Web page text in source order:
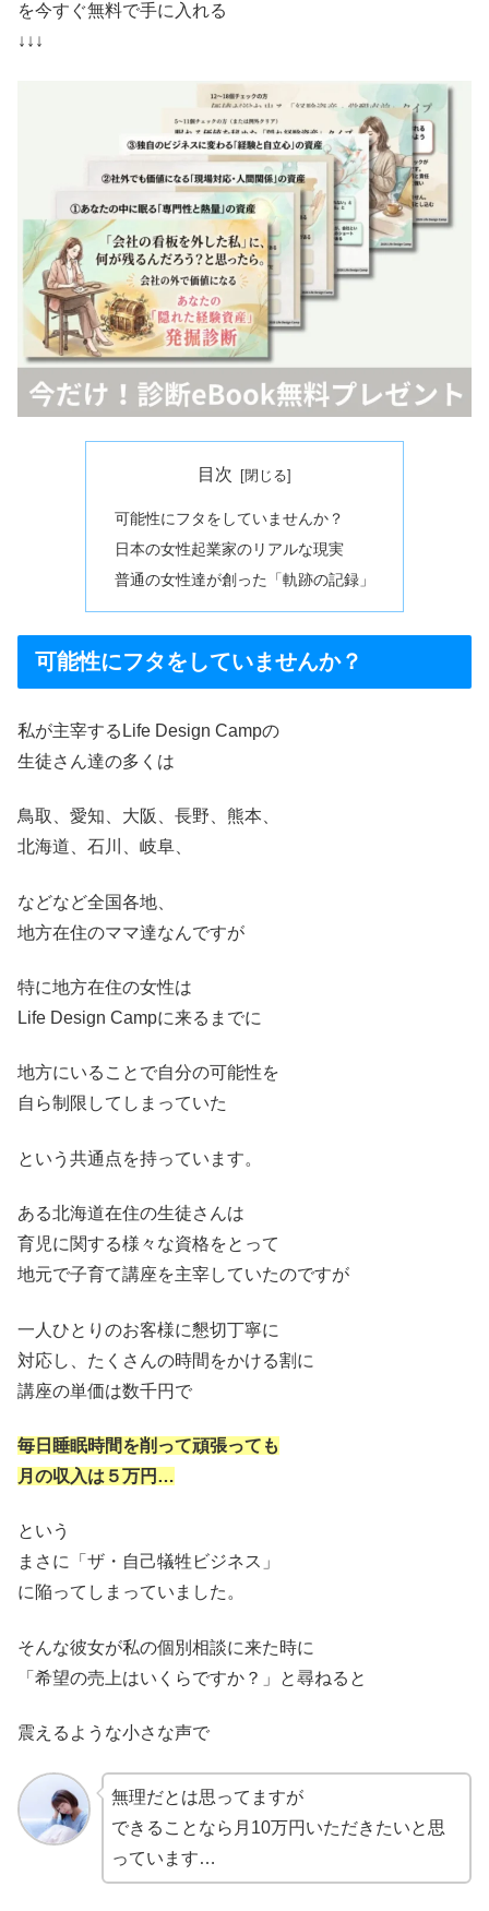
を今すぐ無料で手に入れる
↓↓↓
目次
可能性にフタをしていませんか？
日本の女性起業家のリアルな現実
普通の女性達が創った「軌跡の記録」
可能性にフタをしていませんか？
私が主宰するLife Design Campの
生徒さん達の多くは
鳥取、愛知、大阪、長野、熊本、
北海道、石川、岐阜、
などなど全国各地、
地方在住のママ達なんですが
特に地方在住の女性は
Life Design Campに来るまでに
地方にいることで自分の可能性を
自ら制限してしまっていた
という共通点を持っています。
ある北海道在住の生徒さんは
育児に関する様々な資格をとって
地元で子育て講座を主宰していたのですが
一人ひとりのお客様に懇切丁寧に
対応し、たくさんの時間をかける割に
講座の単価は数千円で
毎日睡眠時間を削って頑張っても
月の収入は５万円…
という
まさに「ザ・自己犠牲ビジネス」
に陥ってしまっていました。
そんな彼女が私の個別相談に来た時に
「希望の売上はいくらですか？」と尋ねると
震えるような小さな声で
無理だとは思ってますが
できることなら月10万円いただきたいと思
っています…